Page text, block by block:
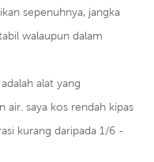
sepenuhnya, jangka
walaupun dalam
alat yang
air. saya kos rendah kipas
kurang daripada 1/6 -